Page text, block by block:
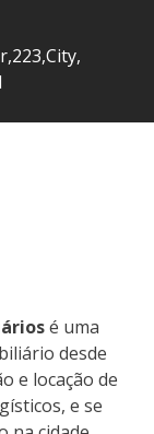
,223,City,
é uma
desde
e locação de
e se